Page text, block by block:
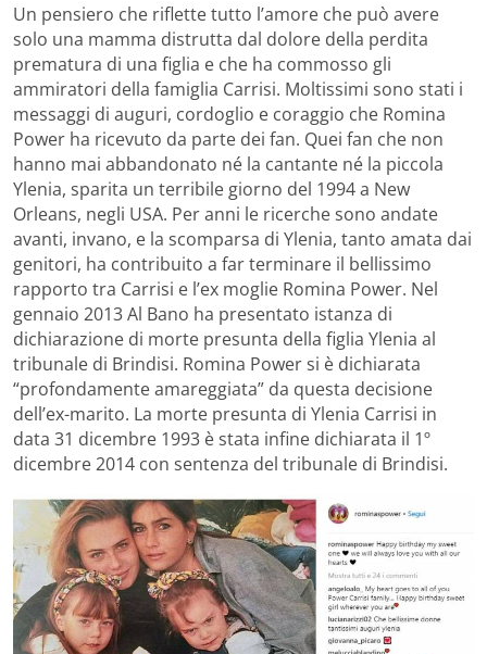
Un pensiero che riflette tutto l’amore che può avere
solo una mamma distrutta dal dolore della perdita
prematura di una figlia e che ha commosso gli
ammiratori della famiglia Carrisi. Moltissimi sono stati i
messaggi di auguri, cordoglio e coraggio che Romina
Power ha ricevuto da parte dei fan. Quei fan che non
hanno mai abbandonato né la cantante né la piccola
Ylenia, sparita un terribile giorno del 1994 a New
Orleans, negli USA. Per anni le ricerche sono andate
avanti, invano, e la scomparsa di Ylenia, tanto amata dai
genitori, ha contribuito a far terminare il bellissimo
rapporto tra Carrisi e l’ex moglie Romina Power. Nel
gennaio 2013 Al Bano ha presentato istanza di
dichiarazione di morte presunta della figlia Ylenia al
tribunale di Brindisi. Romina Power si è dichiarata
“profondamente amareggiata” da questa decisione
dell’ex-marito. La morte presunta di Ylenia Carrisi in
data 31 dicembre 1993 è stata infine dichiarata il 1º
dicembre 2014 con sentenza del tribunale di Brindisi.